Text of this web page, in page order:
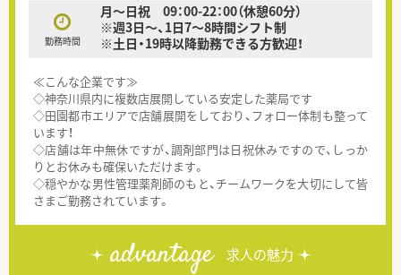
勤務時間
月～日祝 09：00-22：00（休憩60分）
※週3日～、1日7～8時間シフト制
※土日・19時以降勤務できる方歓迎！
≪こんな企業です≫
◇神奈川県内に複数店展開している安定した薬局です
◇田園都市エリアで店舗展開をしており、フォロー体制も整って
います！
◇店舗は年中無休ですが、調剤部門は日祝休みですので、しっか
りとお休みも確保いただけます。
◇穏やかな男性管理薬剤師のもと、チームワークを大切にして皆
さまご勤務されています。
advantage 求人の魅力